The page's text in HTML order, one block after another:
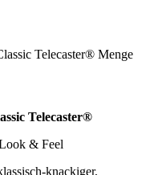
Telecaster® Menge
Telecaster®
& Feel
knackiger,